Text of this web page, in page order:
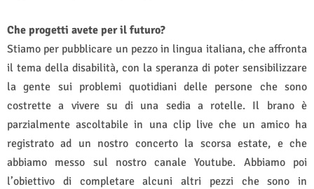
Che progetti avete per il futuro?
Stiamo per pubblicare un pezzo in lingua italiana, che affronta
il tema della disabilità, con la speranza di poter sensibilizzare
la gente sui problemi quotidiani delle persone che sono
costrette a vivere su di una sedia a rotelle. Il brano è
parzialmente ascoltabile in una clip live che un amico ha
registrato ad un nostro concerto la scorsa estate, e che
abbiamo messo sul nostro canale Youtube. Abbiamo poi
l’obiettivo di completare alcuni altri pezzi che sono in